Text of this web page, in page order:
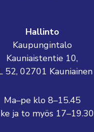
Hallinto
Kaupungintalo
Kauniaistentie 10,
52, 02701 Kauniainen
Ma–pe klo 8–15.45
ja to myös 17–19.30